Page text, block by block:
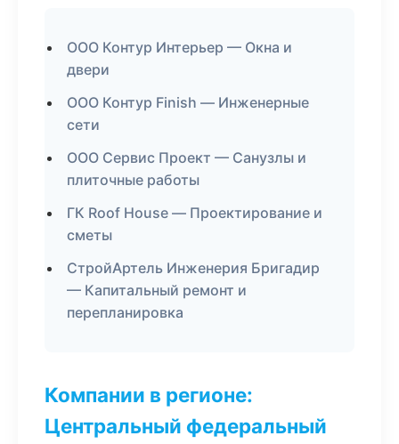
ООО Контур Интерьер — Окна и
двери
ООО Контур Finish — Инженерные
сети
ООО Сервис Проект — Санузлы и
плиточные работы
ГК Roof House — Проектирование и
сметы
СтройАртель Инженерия Бригадир
— Капитальный ремонт и
перепланировка
Компании в регионе:
Центральный федеральный